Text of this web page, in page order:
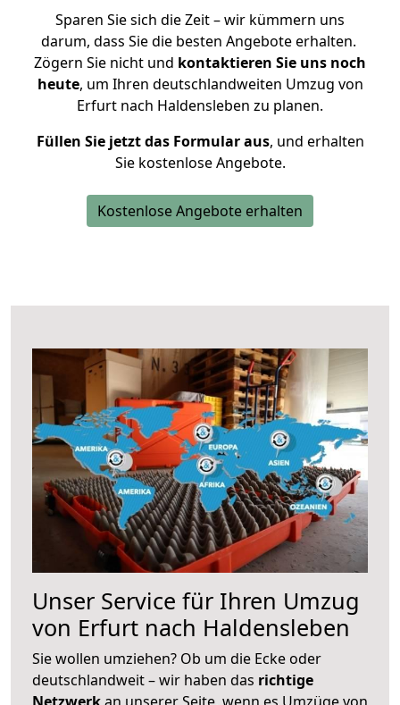
Sparen Sie sich die Zeit – wir kümmern uns
darum, dass Sie die besten Angebote erhalten.
Zögern Sie nicht und kontaktieren Sie uns noch
heute, um Ihren deutschlandweiten Umzug von
Erfurt nach Haldensleben zu planen.
Füllen Sie jetzt das Formular aus, und erhalten
Sie kostenlose Angebote.
Kostenlose Angebote erhalten
Unser Service für Ihren Umzug
von Erfurt nach Haldensleben
Sie wollen umziehen? Ob um die Ecke oder
deutschlandweit – wir haben das richtige